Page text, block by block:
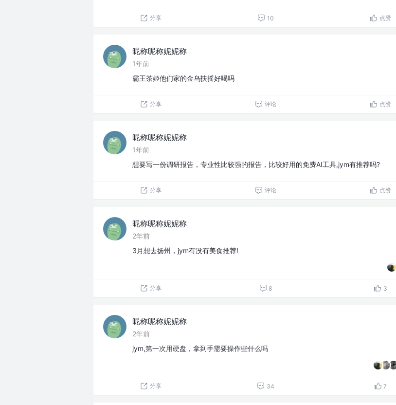
分享 10 点赞
昵称昵称妮妮称
1年前
霸王茶姬他们家的金乌扶摇好喝吗
分享 评论 点赞
昵称昵称妮妮称
1年前
想要写一份调研报告，专业性比较强的报告，比较好用的免费AI工具,jym有推荐吗?
分享 评论 点赞
昵称昵称妮妮称
2年前
3月想去扬州，jym有没有美食推荐!
分享 8 3
昵称昵称妮妮称
2年前
jym,第一次用硬盘，拿到手需要操作些什么吗
分享 34 7